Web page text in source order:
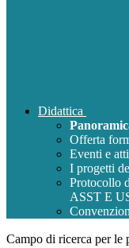
Didattica
Offerta
Eventi e
I progetti
Protocollo
ASST E
Campo di ricerca per le